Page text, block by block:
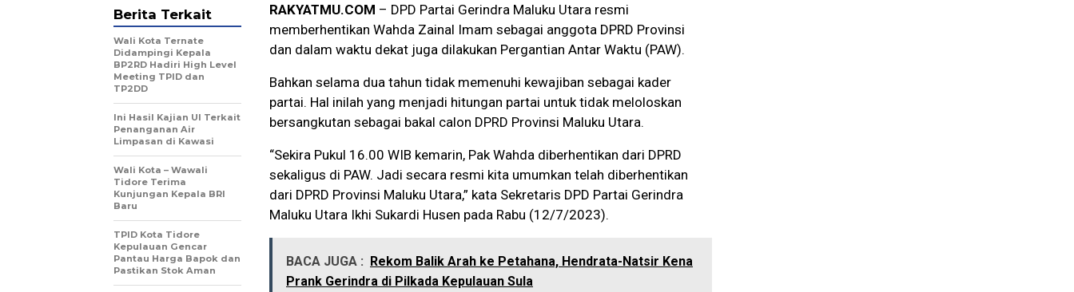
RAKYATMU.COM – DPD Partai Gerindra Maluku Utara resmi
memberhentikan Wahda Zainal Imam sebagai anggota DPRD Provinsi
dan dalam waktu dekat juga dilakukan Pergantian Antar Waktu (PAW).
Bahkan selama dua tahun tidak memenuhi kewajiban sebagai kader
partai. Hal inilah yang menjadi hitungan partai untuk tidak meloloskan
bersangkutan sebagai bakal calon DPRD Provinsi Maluku Utara.
“Sekira Pukul 16.00 WIB kemarin, Pak Wahda diberhentikan dari DPRD
sekaligus di PAW. Jadi secara resmi kita umumkan telah diberhentikan
dari DPRD Provinsi Maluku Utara,” kata Sekretaris DPD Partai Gerindra
Maluku Utara Ikhi Sukardi Husen pada Rabu (12/7/2023).
BACA JUGA : Rekom Balik Arah ke Petahana, Hendrata-Natsir Kena
Prank Gerindra di Pilkada Kepulauan Sula
Berita Terkait
Wali Kota Ternate
Didampingi Kepala
BP2RD Hadiri High Level
Meeting TPID dan
TP2DD
Ini Hasil Kajian UI Terkait
Penanganan Air
Limpasan di Kawasi
Wali Kota – Wawali
Tidore Terima
Kunjungan Kepala BRI
Baru
TPID Kota Tidore
Kepulauan Gencar
Pantau Harga Bapok dan
Pastikan Stok Aman